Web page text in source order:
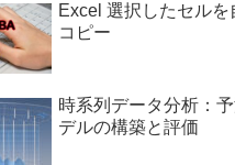
Excel 選択したセルを
コピー
時系列データ分析：
デルの構築と評価